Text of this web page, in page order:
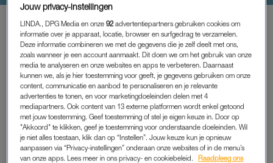
JOAN MAKENBACH OVER
OPVOEDEN: 'HOUD JE KROOST
IN TOOM ZEG, HOE MOEILIJK
KAN DAT HELE OPVOEDEN NOU
ZIJN?'
OPVOEDEN| PERSOONLIJK VERHAAL
16-05-2026 | LINDA.
PREMIUM
Jouw privacy-instellingen
LINDA., DPG Media en onze92 advertentiepartners gebruiken cookies om
informatie over je apparaat, locatie, browser en surfgedrag te verzamelen.
Deze informatie combineren we met de gegevens die je zelf deelt met ons,
zoals wanneer je een account aanmaakt. Dit doen we om het gebruik van onze
media te analyseren en onze websites en apps te verbeteren. Daarnaast
kunnen we, als je hier toestemming voor geeft, je gegevens gebruiken om onze
content, communicatie en aanbod te personaliseren en je relevante
advertenties te tonen, en voor marketingdoeleinden delen met 4
mediapartners. Ook content van 13 externe platformen wordt enkel getoond
met jouw toestemming. Geef toestemming of stel je eigen keuze in. Door op
"Akkoord" te klikken, geef je toestemming voor onderstaande doeleinden. Wil
je niet alles toestaan, klik dan op “Instellen”. Jouw keuze kun je opnieuw
aanpassen via “Privacy-instellingen” onderaan onze websites of in de menu’s
van onze apps. Lees meer in ons privacy- en cookiebeleid.
Raadpleeg ons